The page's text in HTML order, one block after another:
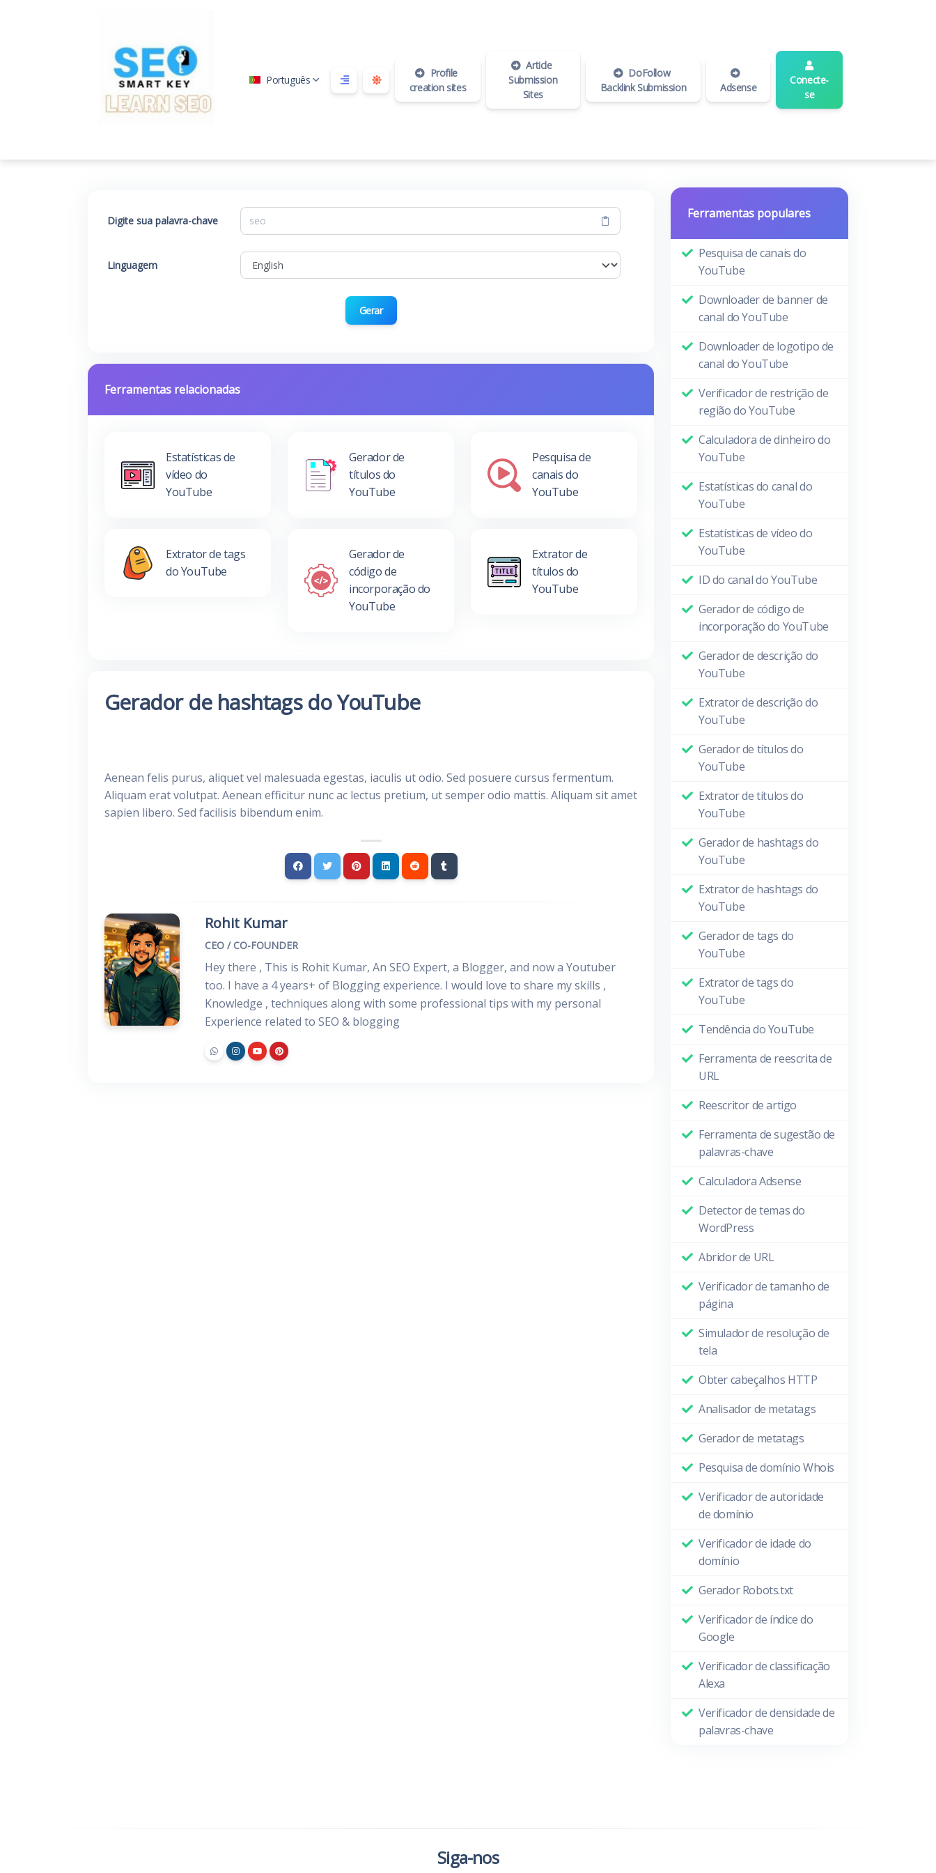
Português
Profile
creation sites
Article
Submission
Sites
DoFollow
Backlink Submission
Adsense
Conecte-
se
Digite sua palavra-chave
Linguagem
Gerar
Ferramentas relacionadas
Estatísticas de
vídeo do
YouTube
Gerador de
títulos do
YouTube
Pesquisa de
canais do
YouTube
Extrator de tags
do YouTube
Gerador de
código de
incorporação do
YouTube
Extrator de
títulos do
YouTube
Gerador de hashtags do YouTube
Aenean felis purus, aliquet vel malesuada egestas, iaculis ut odio. Sed posuere cursus fermentum.
Aliquam erat volutpat. Aenean efficitur nunc ac lectus pretium, ut semper odio mattis. Aliquam sit amet
sapien libero. Sed facilisis bibendum enim.
Rohit Kumar
CEO / CO-FOUNDER
Hey there , This is Rohit Kumar, An SEO Expert, a Blogger, and now a Youtuber
too. I have a 4 years+ of Blogging experience. I would love to share my skills ,
Knowledge , techniques along with some professional tips with my personal
Experience related to SEO & blogging
Ferramentas populares
Pesquisa de canais do
YouTube
Downloader de banner de
canal do YouTube
Downloader de logotipo de
canal do YouTube
Verificador de restrição de
região do YouTube
Calculadora de dinheiro do
YouTube
Estatísticas do canal do
YouTube
Estatísticas de vídeo do
YouTube
ID do canal do YouTube
Gerador de código de
incorporação do YouTube
Gerador de descrição do
YouTube
Extrator de descrição do
YouTube
Gerador de títulos do
YouTube
Extrator de títulos do
YouTube
Gerador de hashtags do
YouTube
Extrator de hashtags do
YouTube
Gerador de tags do
YouTube
Extrator de tags do
YouTube
Tendência do YouTube
Ferramenta de reescrita de
URL
Reescritor de artigo
Ferramenta de sugestão de
palavras-chave
Calculadora Adsense
Detector de temas do
WordPress
Abridor de URL
Verificador de tamanho de
página
Simulador de resolução de
tela
Obter cabeçalhos HTTP
Analisador de metatags
Gerador de metatags
Pesquisa de domínio Whois
Verificador de autoridade
de domínio
Verificador de idade do
domínio
Gerador Robots.txt
Verificador de índice do
Google
Verificador de classificação
Alexa
Verificador de densidade de
palavras-chave
Siga-nos